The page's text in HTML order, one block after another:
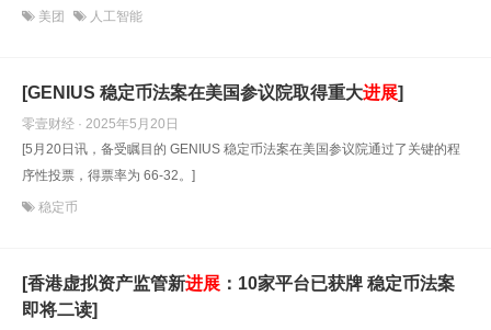
美团 人工智能
[GENIUS 稳定币法案在美国参议院取得重大进展]
零壹财经 · 2025年5月20日
[5月20日讯，备受瞩目的 GENIUS 稳定币法案在美国参议院通过了关键的程
序性投票，得票率为 66-32。]
稳定币
[香港虚拟资产监管新进展 ：10家平台已获牌 稳定币法案
即将二读]